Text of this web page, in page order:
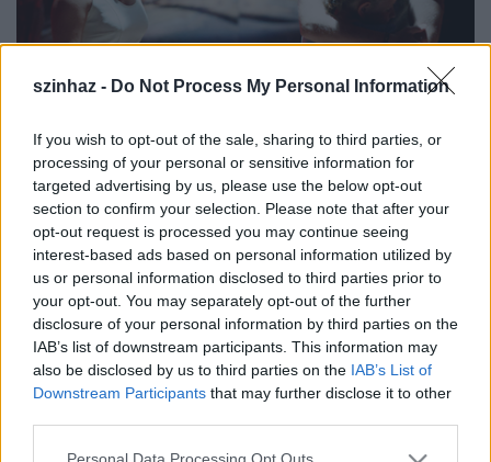
szinhaz - Do Not Process My Personal Information
If you wish to opt-out of the sale, sharing to third parties, or
processing of your personal or sensitive information for
targeted advertising by us, please use the below opt-out
section to confirm your selection. Please note that after your
opt-out request is processed you may continue seeing
interest-based ads based on personal information utilized by
us or personal information disclosed to third parties prior to
your opt-out. You may separately opt-out of the further
disclosure of your personal information by third parties on the
IAB’s list of downstream participants. This information may
also be disclosed by us to third parties on the IAB’s List of
Downstream Participants that may further disclose it to other
Please note that this website/app uses one or more Google
december 19-rebeütemezettKét lengyelül beszélő
szegény románcímű kistermi előadás helyett 19.30-
tól azAlkésztiszcímű produkciót tűzi műsorára a
Tompa Miklós Társulat. Az eredetileg beütemezett
előadás egészségügyi okok miatt marad el.
Azok a nézők, akik már megvásárolták vagy
lefoglalták jegyüket, helyet igényelhetnek a
december 19-iAlkésztisz című produkcióra, vagy
megtekinthetik aKét lengyelül beszélő szegény román
című előadást január hónapban. Ugyanakkor a
megvásárolt jegyek vissza is válthatók a
Kultúrpalota jegyirodájában hétfőtől péntekig 12.00